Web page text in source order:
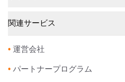
関連サービス
• 運営会社
• パートナープログラム